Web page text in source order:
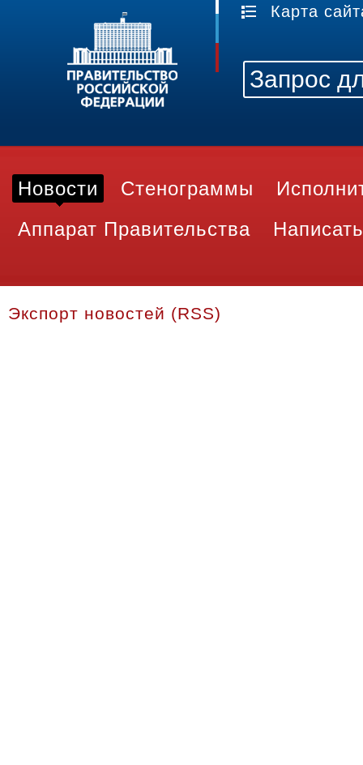
Карта
Новости Стенограммы
Аппарат Правительства
Экспорт новостей (RSS)